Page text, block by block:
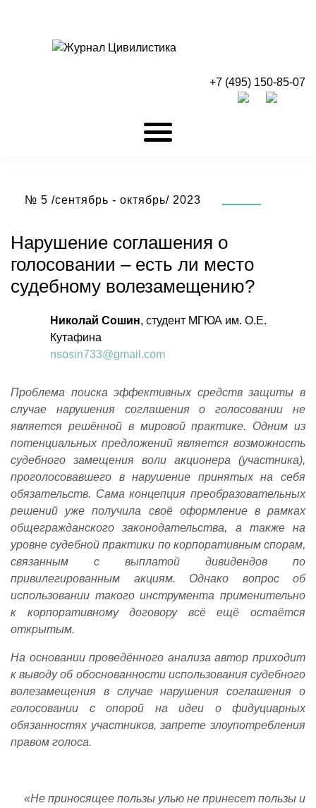
+7 (495) 150-85-07
№ 5 /сентябрь - октябрь/ 2023
Нарушение соглашения о
голосовании – есть ли место
судебному волезамещению?
Николай Сошин, студент МГЮА им. О.Е.
Кутафина
nsosin733@gmail.com
Проблема поиска эффективных средств защиты в
случае нарушения соглашения о голосовании не
является решённой в мировой практике. Одним из
потенциальных предложений является возможность
судебного замещения воли акционера (участника),
проголосовавшего в нарушение принятых на себя
обязательств. Сама концепция преобразовательных
решений уже получила своё оформление в рамках
общегражданского законодательства, а также на
уровне судебной практики по корпоративным спорам,
связанным с выплатой дивидендов по
привилегированным акциям. Однако вопрос об
использовании такого инструмента применительно
к корпоративному договору всё ещё остаётся
открытым.
На основании проведённого анализа автор приходит
к выводу об обоснованности использования судебного
волезамещения в случае нарушения соглашения о
голосовании с опорой на идеи о фидуциарных
обязанностях участников, запрете злоупотребления
правом голоса.
«Не приносящее пользы улью не принесет пользы и